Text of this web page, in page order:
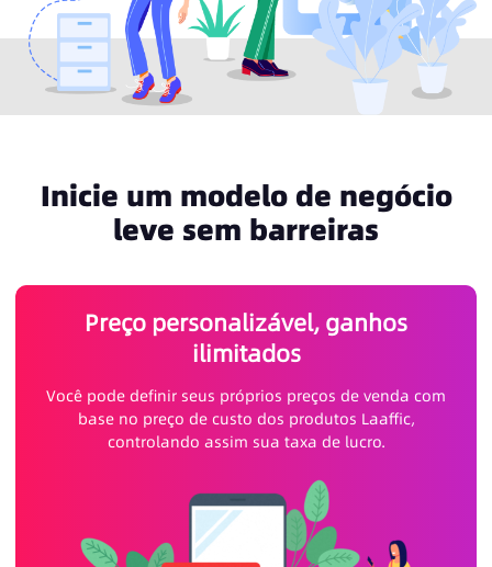
Inicie um modelo de negócio
leve sem barreiras
Preço personalizável, ganhos
ilimitados
Você pode definir seus próprios preços de venda com
base no preço de custo dos produtos Laaffic,
controlando assim sua taxa de lucro.